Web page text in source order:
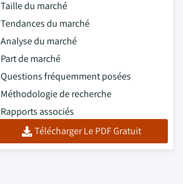
Taille du marché
Tendances du marché
Analyse du marché
Part de marché
Questions fréquemment posées
Méthodologie de recherche
Rapports associés
Télécharger Le PDF Gratuit